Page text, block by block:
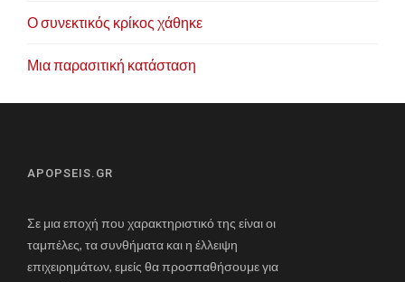
Ο συνεκτικός κρίκος χάθηκε
Μια παρασιτική κατάσταση
APOPSEIS.GR
Σε μια εποχή που χαρακτηριστικό της είναι οι
ταμπέλες, τα συνθήματα και η έλλειψη
επιχειρημάτων, εμείς θα προσπαθήσουμε για